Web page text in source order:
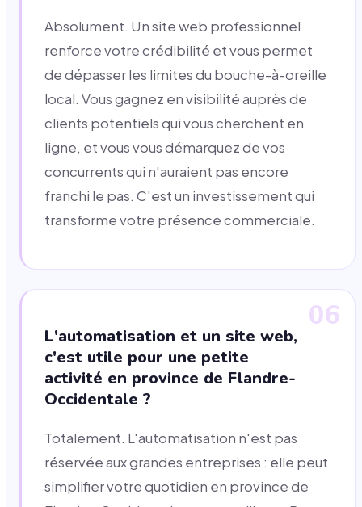
Absolument. Un site web professionnel
renforce votre crédibilité et vous permet
de dépasser les limites du bouche-à-oreille
local. Vous gagnez en visibilité auprès de
clients potentiels qui vous cherchent en
ligne, et vous vous démarquez de vos
concurrents qui n'auraient pas encore
franchi le pas. C'est un investissement qui
transforme votre présence commerciale.
06
L'automatisation et un site web,
c'est utile pour une petite
activité en province de Flandre-
Occidentale ?
Totalement. L'automatisation n'est pas
réservée aux grandes entreprises : elle peut
simplifier votre quotidien en province de